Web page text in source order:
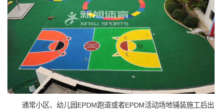
通常小区、幼儿园EPDM跑道或者EPDM活动场地铺装施工后出